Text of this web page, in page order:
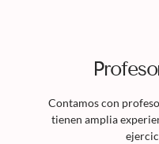
Contamos con
tienen amplia